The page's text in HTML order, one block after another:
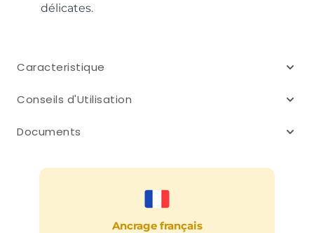
délicates.
Caracteristique
Conseils d'Utilisation
Documents
Ancrage français